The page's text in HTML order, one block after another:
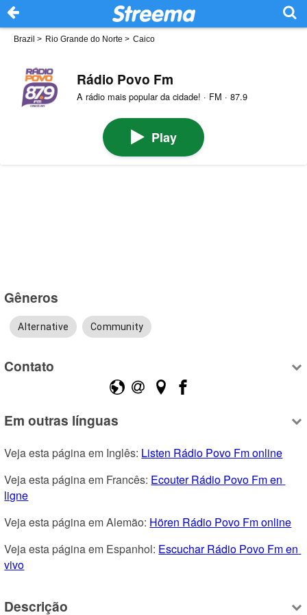
Brazil > Rio Grande do Norte > Caico
Rádio Povo Fm
A rádio mais popular da cidade! · FM · 87.9
Play
Gêneros
Alternative Community
Contato
Em outras línguas
Veja esta página em Inglês: Listen Rádio Povo Fm online
Veja esta página em Francês: Ecouter Rádio Povo Fm en
ligne
Veja esta página em Alemão: Hören Rádio Povo Fm online
Veja esta página em Espanhol: Escuchar Rádio Povo Fm en
vivo
Descrição